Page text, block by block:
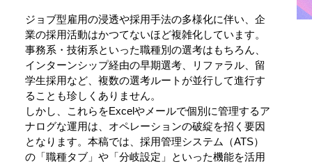
ジョブ型雇用の浸透や採用手法の多様化に伴い、企
業の採用活動はかつてないほど複雑化しています。
事務系・技術系といった職種別の選考はもちろん、
インターンシップ経由の早期選考、リファラル、留
学生採用など、複数の選考ルートが並行して進行す
ることも珍しくありません。
しかし、これらをExcelやメールで個別に管理するア
ナログな運用は、オペレーションの破綻を招く要因
となります。本稿では、採用管理システム（ATS）
の「職種タブ」や「分岐設定」といった機能を活用